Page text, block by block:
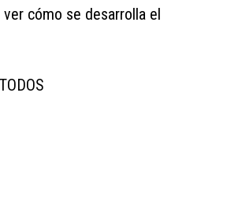
ver cómo se desarrolla el